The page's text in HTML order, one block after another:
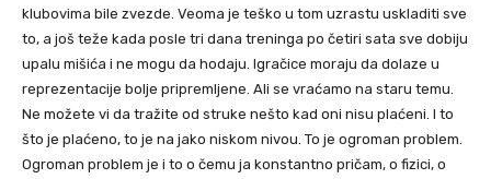
klubovima bile zvezde. Veoma je teško u tom uzrastu uskladiti sve
to, a još teže kada posle tri dana treninga po četiri sata sve dobiju
upalu mišića i ne mogu da hodaju. Igračice moraju da dolaze u
reprezentacije bolje pripremljene. Ali se vraćamo na staru temu.
Ne možete vi da tražite od struke nešto kad oni nisu plaćeni. I to
što je plaćeno, to je na jako niskom nivou. To je ogroman problem.
Ogroman problem je i to o čemu ja konstantno pričam, o fizici, o